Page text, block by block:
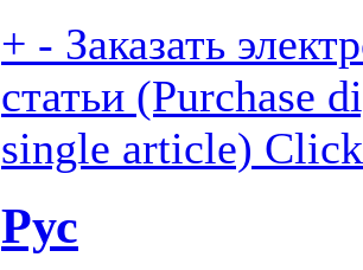
+ - Заказать
статьи (Purchase
single article)
Рус